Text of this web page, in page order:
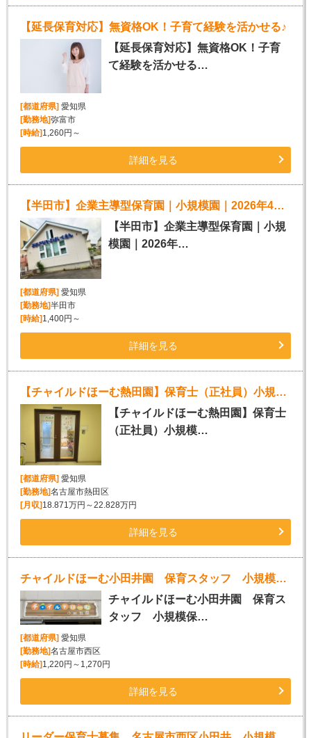
【延長保育対応】無資格OK！子育て経験を活かせる♪
【延長保育対応】無資格OK！子育
て経験を活かせる…
[都道府県]愛知県
[勤務地]弥富市
[時給]1,260円～
詳細を見る
【半田市】企業主導型保育園｜小規模園｜2026年4月スタート
【半田市】企業主導型保育園｜小規
模園｜2026年…
[都道府県] 愛知県
[勤務地]半田市
[時給] 1,400円～
詳細を見る
【チャイルドほーむ熱田園】保育士（正社員）小規模保育園
【チャイルドほーむ熱田園】保育士
（正社員）小規模…
[都道府県]愛知県
[勤務地]名古屋市熱田区
[月収]18.871万円～22.828万円
詳細を見る
チャイルドほーむ小田井園 保育スタッフ 小規模保育園
チャイルドほーむ小田井園 保育ス
タッフ 小規模保…
[都道府県]愛知県
[勤務地]名古屋市西区
[時給]1,220円～1,270円
詳細を見る